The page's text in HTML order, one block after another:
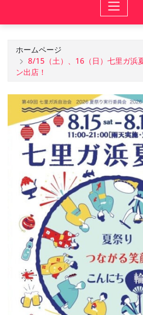
ホームページ
8/15（土）、16（日）七里ガ浜
ン出店！